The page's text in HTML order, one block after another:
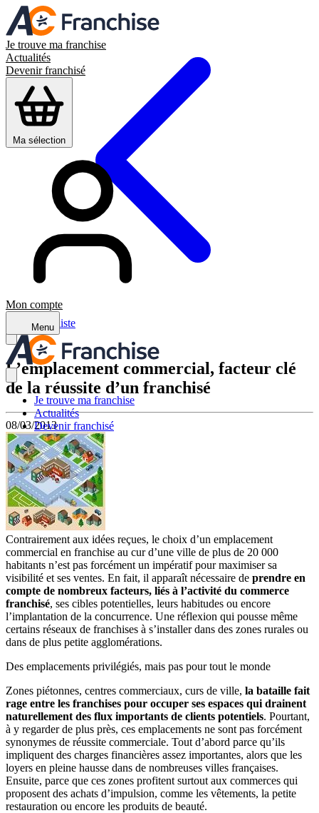
Je trouve ma franchise
Actualités
Devenir franchisé
Ma sélection
Mon compte
Menu
Je trouve ma franchise
Actualités
Devenir franchisé
Retour à la liste
L’emplacement commercial, facteur clé
de la réussite d’un franchisé
08/03/2013
Contrairement aux idées reçues, le choix d’un emplacement
commercial en franchise au cur d’une ville de plus de 20 000
habitants n’est pas forcément un impératif pour maximiser sa
visibilité et ses ventes. En fait, il apparaît nécessaire de prendre en
compte de nombreux facteurs, liés à l’activité du commerce
franchisé, ses cibles potentielles, leurs habitudes ou encore
l’implantation de la concurrence. Une réflexion qui pousse même
certains réseaux de franchises à s’installer dans des zones rurales ou
dans de plus petite agglomérations.
Des emplacements privilégiés, mais pas pour tout le monde
Zones piétonnes, centres commerciaux, curs de ville, la bataille fait
rage entre les franchises pour occuper ses espaces qui drainent
naturellement des flux importants de clients potentiels. Pourtant,
à y regarder de plus près, ces emplacements ne sont pas forcément
synonymes de réussite commerciale. Tout d’abord parce qu’ils
impliquent des charges financières assez importantes, alors que les
loyers en pleine hausse dans de nombreuses villes françaises.
Ensuite, parce que ces zones profitent surtout aux commerces qui
proposent des achats d’impulsion, comme les vêtements, la petite
restauration ou encore les produits de beauté.